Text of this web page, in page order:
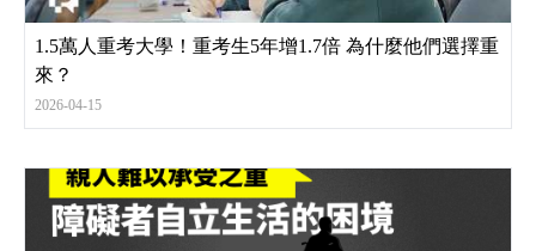
1.5萬人重考大學！重考生5年增1.7倍 為什麼他們選擇重
來？
2026-04-15